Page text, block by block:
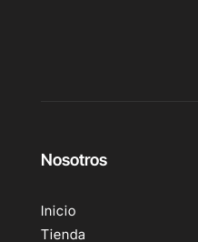
Nosotros
Inicio
Tienda